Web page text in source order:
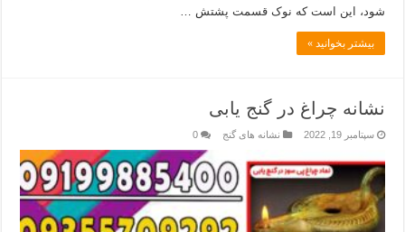
شود، این است که نوک قسمت پشتش …
بیشتر بخوانید »
نشانه چراغ در گنج یابی
سپتامبر 19, 2022 نشانه های گنج 0